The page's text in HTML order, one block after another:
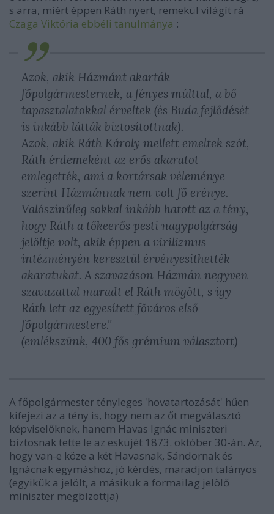
s arra, miért éppen Ráth nyert, remekül világít rá
Czaga Viktória ebbéli tanulmánya :
Azok, akik Házmánt akarták
főpolgármesternek, a fényes múlttal, a bő
tapasztalatokkal érveltek (és Buda fejlődését
is inkább látták biztosítottnak).
Azok, akik Ráth Károly mellett emeltek szót,
Ráth érdemeként az erős akaratot
emlegették, ami a kortársak véleménye
szerint Házmánnak nem volt fő erénye.
Valószínűleg sokkal inkább hatott az a tény,
hogy Ráth a tőkeerős pesti nagypolgárság
jelöltje volt, akik éppen a virilizmus
intézményén keresztül érvényesíthették
akaratukat. A szavazáson Házmán negyven
szavazattal maradt el Ráth mögött, s így
Ráth lett az egyesített főváros első
főpolgármestere."
(emlékszünk, 400 fős grémium választott)
A főpolgármester tényleges 'hovatartozását' hűen
kifejezi az a tény is, hogy nem az őt megválasztó
képviselőknek, hanem Havas Ignác miniszteri
biztosnak tette le az esküjét 1873. október 30-án. Az,
hogy van-e köze a két Havasnak, Sándornak és
Ignácnak egymáshoz, jó kérdés, maradjon talányos
(egyikük a jelölt, a másikuk a formailag jelölő
miniszter megbízottja)